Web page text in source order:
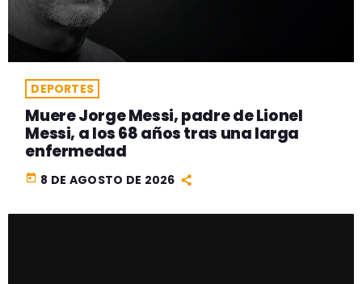
DEPORTES
Muere Jorge Messi, padre de Lionel
Messi, a los 68 años tras una larga
enfermedad
today 8 DE AGOSTO DE 2026